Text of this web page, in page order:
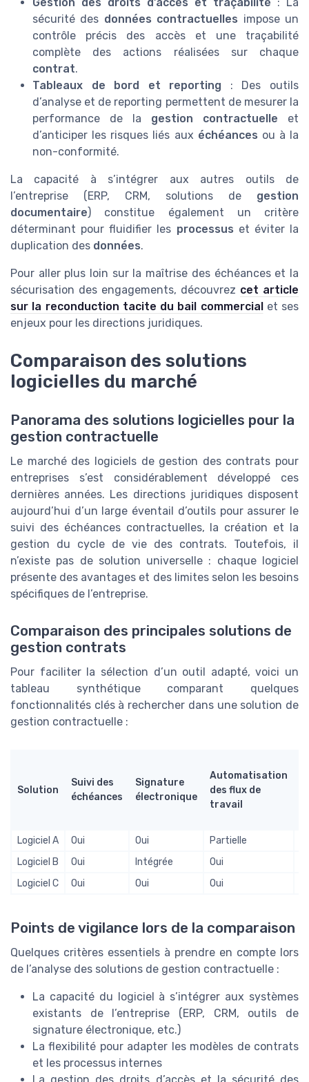
Gestion des droits d’accès et traçabilité : La
sécurité des données contractuelles impose un
contrôle précis des accès et une traçabilité
complète des actions réalisées sur chaque
contrat.
Tableaux de bord et reporting : Des outils
d’analyse et de reporting permettent de mesurer la
performance de la gestion contractuelle et
d’anticiper les risques liés aux échéances ou à la
non-conformité.
La capacité à s’intégrer aux autres outils de
l’entreprise (ERP, CRM, solutions de gestion
documentaire) constitue également un critère
déterminant pour fluidifier les processus et éviter la
duplication des données.
Pour aller plus loin sur la maîtrise des échéances et la
sécurisation des engagements, découvrez cet article
sur la reconduction tacite du bail commercial et ses
enjeux pour les directions juridiques.
Comparaison des solutions
logicielles du marché
Panorama des solutions logicielles pour la
gestion contractuelle
Le marché des logiciels de gestion des contrats pour
entreprises s’est considérablement développé ces
dernières années. Les directions juridiques disposent
aujourd’hui d’un large éventail d’outils pour assurer le
suivi des échéances contractuelles, la création et la
gestion du cycle de vie des contrats. Toutefois, il
n’existe pas de solution universelle : chaque logiciel
présente des avantages et des limites selon les besoins
spécifiques de l’entreprise.
Comparaison des principales solutions de
gestion contrats
Pour faciliter la sélection d’un outil adapté, voici un
tableau synthétique comparant quelques
fonctionnalités clés à rechercher dans une solution de
gestion contractuelle :
Solution
Suivi des
échéances
Signature
électronique
Automatisation
des flux de
travail
Logiciel A
Oui Oui Partielle
Logiciel B
Oui Intégrée Oui
Logiciel C
Oui Oui Oui
Points de vigilance lors de la comparaison
Quelques critères essentiels à prendre en compte lors
de l’analyse des solutions de gestion contractuelle :
La capacité du logiciel à s’intégrer aux systèmes
existants de l’entreprise (ERP, CRM, outils de
signature électronique, etc.)
La flexibilité pour adapter les modèles de contrats
et les processus internes